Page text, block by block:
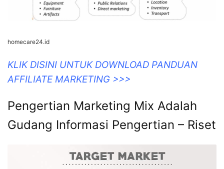
homecare24.id
KLIK DISINI UNTUK DOWNLOAD PANDUAN
AFFILIATE MARKETING >>>
Pengertian Marketing Mix Adalah
Gudang Informasi Pengertian – Riset